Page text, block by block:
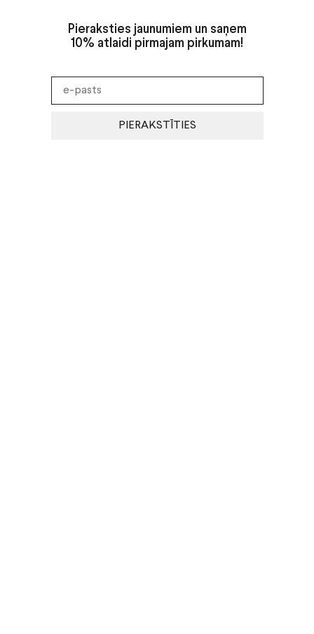
Pieraksties jaunumiem un saņem
10% atlaidi pirmajam pirkumam!
PIERAKSTĪTIES